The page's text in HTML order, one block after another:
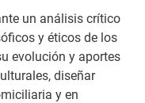
un análisis crítico
y éticos de los
evolución y aportes
diseñar
y en